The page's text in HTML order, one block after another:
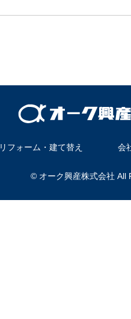
リフォーム・建て替え 会
© オーク興産株式会社 All